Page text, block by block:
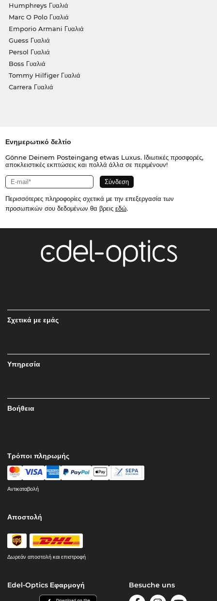
Humphreys Γυαλιά
Marc O Polo Γυαλιά
Emporio Armani Γυαλιά
Guess Γυαλιά
Persol Γυαλιά
Boss Γυαλιά
Tommy Hilfiger Γυαλιά
Carrera Γυαλιά
Ενημερωτικό δελτίο
Gönne Deinem Posteingang etwas Luxus. Ιδιωτικές προσφορές,
αποκλειστικές εκπτώσεις και πολλά άλλα σε περιμένουν!
Περισσότερες πληροφορίες σχετικά με την επεξεργασία των
προσωπικών σου δεδομένων θα βρεις εδώ.
Σχετικά με εμάς
Υπηρεσία
Βοήθεια
Τρόποι πληρωμής
Αντικαταβολή
Αποστολή
Δωρεάν αποστολή και επιστροφή
Edel-Optics Εφαρμογή Besuche uns